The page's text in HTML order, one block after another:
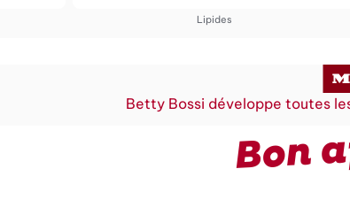
Lipides
Betty Bossi développe toutes
Bon